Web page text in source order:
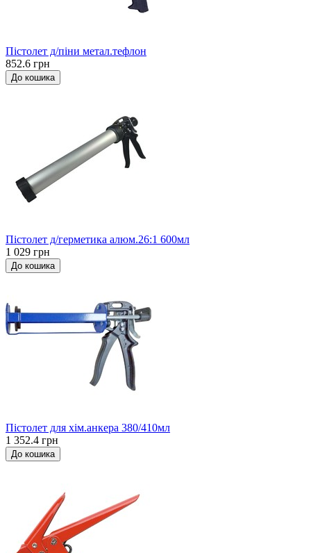
Пістолет д/піни метал.тефлон
852.6 грн
До кошика
Пістолет д/герметика алюм.26:1 600мл
1 029 грн
До кошика
Пістолет для хім.анкера 380/410мл
1 352.4 грн
До кошика